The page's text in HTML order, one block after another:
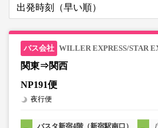
WILLER EXPRESS/STAR
関東⇒関西
NP191便
夜行便
バスタ新宿4階（新宿駅南口）